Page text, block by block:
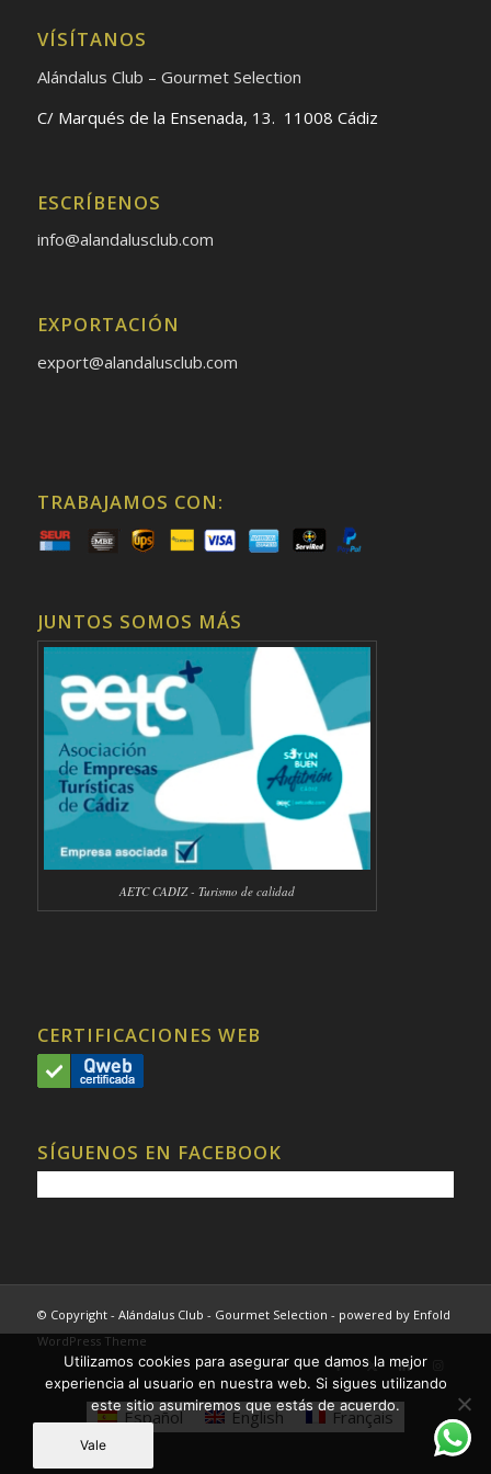
VÍSÍTANOS
Alándalus Club – Gourmet Selection
C/ Marqués de la Ensenada, 13. 11008 Cádiz
ESCRÍBENOS
info@alandalusclub.com
EXPORTACIÓN
export@alandalusclub.com
TRABAJAMOS CON:
JUNTOS SOMOS MÁS
AETC CADIZ - Turismo de calidad
CERTIFICACIONES WEB
SÍGUENOS EN FACEBOOK
© Copyright - Alándalus Club - Gourmet Selection - powered by Enfold
WordPress Theme
Español English Français
Utilizamos cookies para asegurar que damos la mejor
experiencia al usuario en nuestra web. Si sigues utilizando
este sitio asumiremos que estás de acuerdo.
Vale